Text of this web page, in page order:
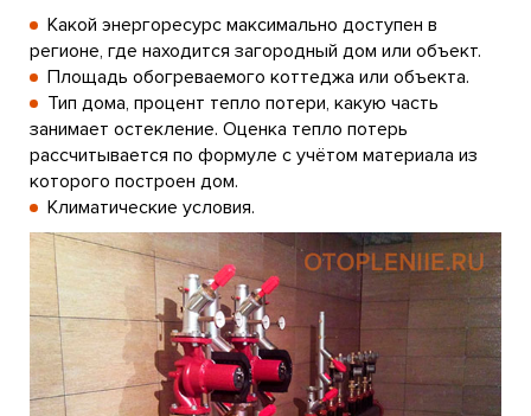
Какой энергоресурс максимально доступен в
регионе, где находится загородный дом или объект.
Площадь обогреваемого коттеджа или объекта.
Тип дома, процент тепло потери, какую часть
занимает остекление. Оценка тепло потерь
рассчитывается по формуле с учётом материала из
которого построен дом.
Климатические условия.